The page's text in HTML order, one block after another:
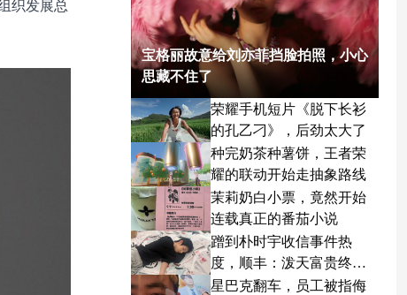
织发展总
宝格丽故意给刘亦菲挡脸拍照，小心
思藏不住了
荣耀手机短片《脱下长衫
的孔乙刁》，后劲太大了
种完奶茶种薯饼，王者荣
耀的联动开始走抽象路线
茉莉奶白小票，竟然开始
连载真正的番茄小说
蹭到朴时宇收信事件热
度，顺丰：泼天富贵终于
轮到我了
星巴克翻车，员工被指侮